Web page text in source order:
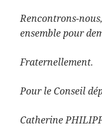
Rencontrons-
ensemble pour
Fraternellement.
Pour le Conseil
Catherine